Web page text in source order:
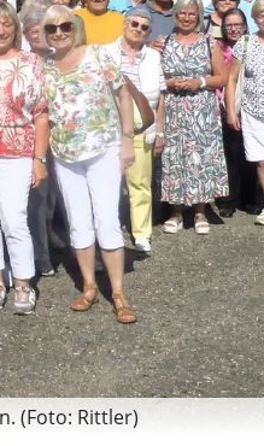
(Foto: Rittler)